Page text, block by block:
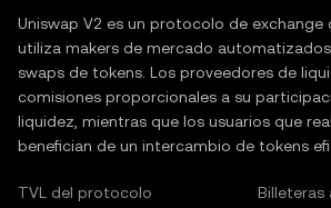
Uniswap V2 es un protocolo de
utiliza makers de mercado
swaps de tokens. Los proveedores de
comisiones proporcionales a su
liquidez, mientras que los usuarios que
benefician de un intercambio de tokens
TVL del protocolo Billeteras